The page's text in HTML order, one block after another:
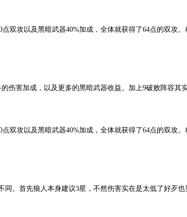
双攻以及黑暗武器40%加成，全体就获得了64点的双攻
害加成，以及更多的黑暗武器收益。加上9破败阵容其
双攻以及黑暗武器40%加成，全体就获得了64点的双攻
。首先狼人本身建议3星，不然伤害实在是太低了好歹也